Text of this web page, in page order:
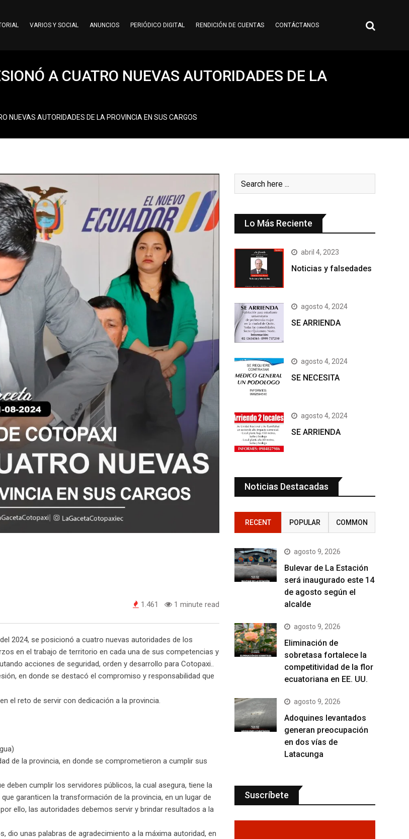
VARIOS Y SOCIAL ANUNCIOS PERIÓDICO DIGITAL RENDICIÓN DE CUENTAS CONTÁCTANOS
A CUATRO NUEVAS AUTORIDADES DE LA
NUEVAS AUTORIDADES DE LA PROVINCIA EN SUS CARGOS
1.461 1 minute read
2024, se posicionó a cuatro nuevas autoridades de los
en el trabajo de territorio en cada una de sus competencias y
acciones de seguridad, orden y desarrollo para Cotopaxi..
en donde se destacó el compromiso y responsabilidad que
el reto de servir con dedicación a la provincia.
de la provincia, en donde se comprometieron a cumplir sus
deben cumplir los servidores públicos, la cual asegura, tiene la
garanticen la transformación de la provincia, en un lugar de
ello, las autoridades debemos servir y brindar resultados a la
dio unas palabras de agradecimiento a la máxima autoridad, en
Lo Más Reciente
abril 4, 2023
Noticias y falsedades
agosto 4, 2024
SE ARRIENDA
agosto 4, 2024
SE NECESITA
agosto 4, 2024
SE ARRIENDA
Noticias Destacadas
RECENT POPULAR COMMON
agosto 9, 2026
Bulevar de La Estación
será inaugurado este 14
de agosto según el
alcalde
agosto 9, 2026
Eliminación de
sobretasa fortalece la
competitividad de la flor
ecuatoriana en EE. UU.
agosto 9, 2026
Adoquines levantados
generan preocupación
en dos vías de
Latacunga
Suscríbete